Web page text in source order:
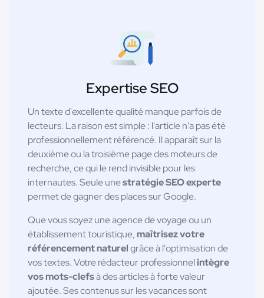
Expertise SEO
Un texte d'excellente qualité manque parfois de
lecteurs. La raison est simple : l'article n'a pas été
professionnellement référencé. Il apparaît sur la
deuxième ou la troisième page des moteurs de
recherche, ce qui le rend invisible pour les
internautes. Seule unestratégie SEO experte
permet de gagner des places sur Google.
Que vous soyez une agence de voyage ou un
établissement touristique, maîtrisez votre
référencement naturelgrâce à l'optimisation de
vos textes. Votre rédacteur professionnelintègre
vos mots-clefsà des articles à forte valeur
ajoutée. Ses contenus sur les vacances sont